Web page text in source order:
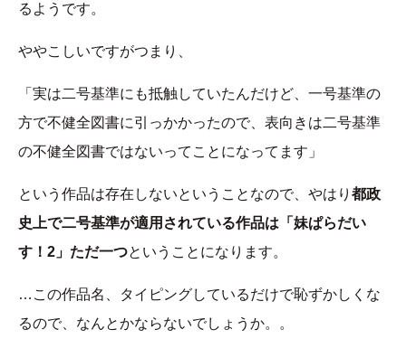
るようです。
ややこしいですがつまり、
「実は二号基準にも抵触していたんだけど、一号基準の
方で不健全図書に引っかかったので、表向きは二号基準
の不健全図書ではないってことになってます」
という作品は存在しないということなので、やはり 都政
史上で二号基準が適用されている作品は「妹ぱらだい
す！2」ただ一つということになります。
…この作品名、タイピングしているだけで恥ずかしくな
るので、なんとかならないでしょうか。。